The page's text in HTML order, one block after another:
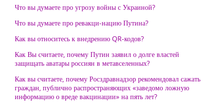
Что вы думаете про угрозу войны с Украиной?
Что вы думаете про ревакци-нацию Путина?
Как вы относитесь к внедрению QR-кодов?
Как Вы считаете, почему Путин заявил о долге властей
защищать аватары россиян в метавселенных?
Как вы считаете, почему Росздравнадзор рекомендовал сажать
граждан, публично распространяющих «заведомо ложную
информацию о вреде вакцинации» на пять лет?